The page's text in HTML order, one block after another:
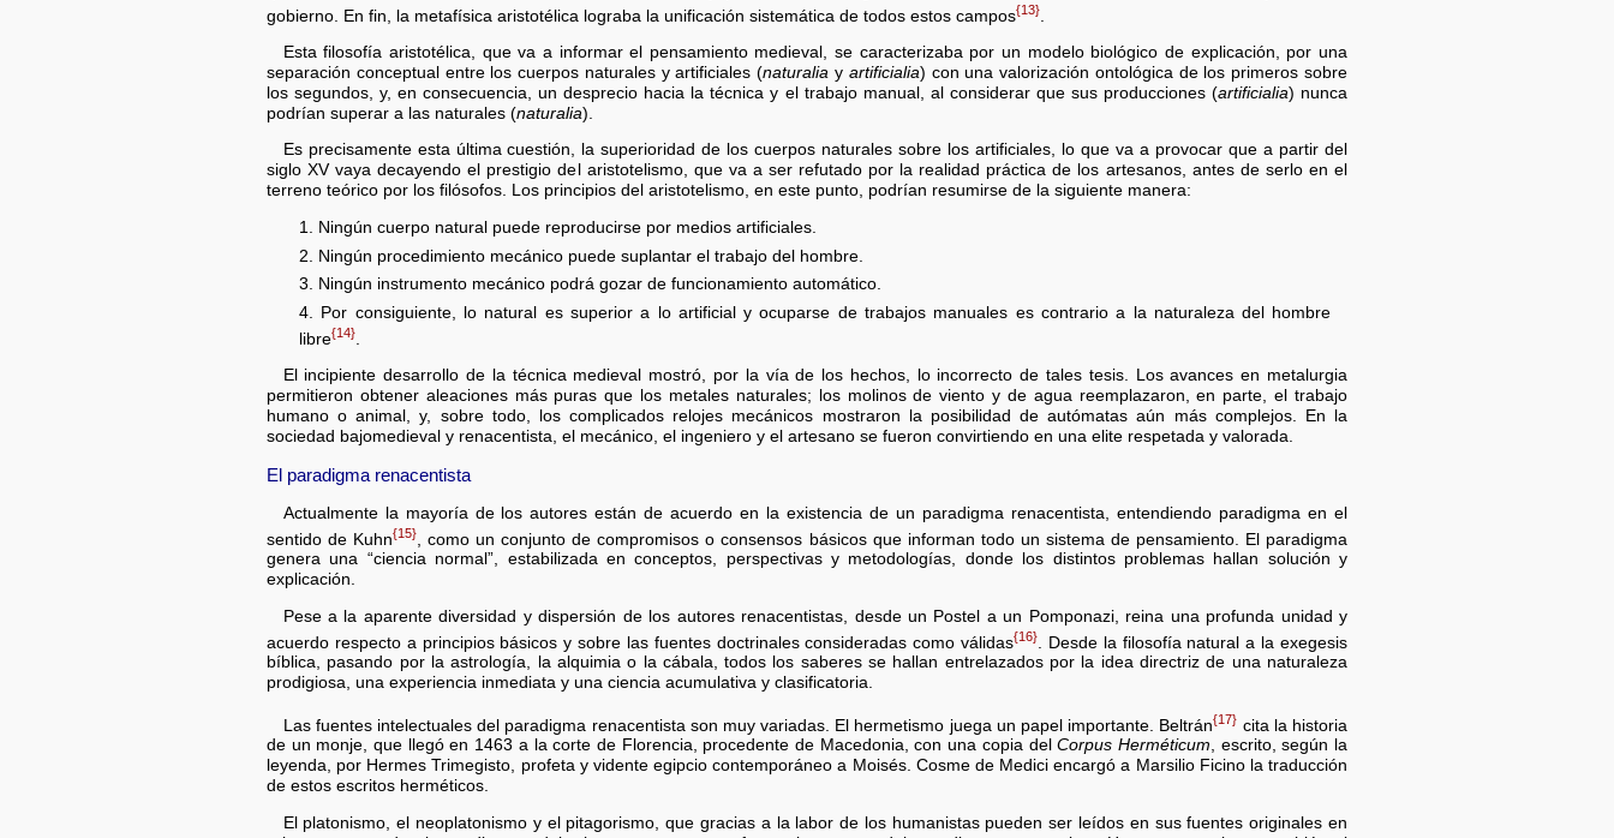
gobierno. En fin, la metafísica aristotélica lograba la unificación sistemática de todos estos campos{13}
Esta filosofía aristotélica, que va a informar el pensamiento medieval, se caracterizaba por un modelo biológico de explicación, por una
separación conceptual entre los cuerpos naturales y artificiales (naturalia y artificialia) con una valorización ontológica de los primeros sobre
los segundos, y, en consecuencia, un desprecio hacia la técnica y el trabajo manual, al considerar que sus producciones (artificialia) nunca
podrían superar a las naturales (naturalia).
Es precisamente esta última cuestión, la superioridad de los cuerpos naturales sobre los artificiales, lo que va a provocar que a partir del
siglo XV vaya decayendo el prestigio del aristotelismo, que va a ser refutado por la realidad práctica de los artesanos, antes de serlo en el
terreno teórico por los filósofos. Los principios del aristotelismo, en este punto, podrían resumirse de la siguiente manera:
1. Ningún cuerpo natural puede reproducirse por medios artificiales.
2. Ningún procedimiento mecánico puede suplantar el trabajo del hombre.
3. Ningún instrumento mecánico podrá gozar de funcionamiento automático.
4. Por consiguiente, lo natural es superior a lo artificial y ocuparse de trabajos manuales es contrario a la naturaleza del hombre
libre{14}
El incipiente desarrollo de la técnica medieval mostró, por la vía de los hechos, lo incorrecto de tales tesis. Los avances en metalurgia
permitieron obtener aleaciones más puras que los metales naturales; los molinos de viento y de agua reemplazaron, en parte, el trabajo
humano o animal, y, sobre todo, los complicados relojes mecánicos mostraron la posibilidad de autómatas aún más complejos. En la
sociedad bajomedieval y renacentista, el mecánico, el ingeniero y el artesano se fueron convirtiendo en una elite respetada y valorada.
El paradigma renacentista
Actualmente la mayoría de los autores están de acuerdo en la existencia de un paradigma renacentista, entendiendo paradigma en el
sentido de Kuhn{15}
, como un conjunto de compromisos o consensos básicos que informan todo un sistema de pensamiento. El paradigma
genera una “ciencia normal”, estabilizada en conceptos, perspectivas y metodologías, donde los distintos problemas hallan solución y
explicación.
Pese a la aparente diversidad y dispersión de los autores renacentistas, desde un Postel a un Pomponazi, reina una profunda unidad y
acuerdo respecto a principios básicos y sobre las fuentes doctrinales consideradas como válidas{16}
. Desde la filosofía natural a la exegesis
bíblica, pasando por la astrología, la alquimia o la cábala, todos los saberes se hallan entrelazados por la idea directriz de una naturaleza
prodigiosa, una experiencia inmediata y una ciencia acumulativa y clasificatoria.
Las fuentes intelectuales del paradigma renacentista son muy variadas. El hermetismo juega un papel importante. Beltrán{17} cita la historia
de un monje, que llegó en 1463 a la corte de Florencia, procedente de Macedonia, con una copia delCorpus Herméticum, escrito, según la
leyenda, por Hermes Trimegisto, profeta y vidente egipcio contemporáneo a Moisés. Cosme de Medici encargó a Marsilio Ficino la traducción
de estos escritos herméticos.
El platonismo, el neoplatonismo y el pitagorismo, que gracias a la labor de los humanistas pueden ser leídos en sus fuentes originales en